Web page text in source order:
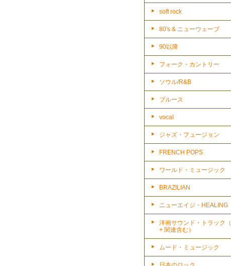
soft rock
80's & ニューウェーブ
90以降
フォーク・カントリー
ソウル/R&B
ブルース
vocal
ジャズ・フュージョン
FRENCH POPS
ワールド・ミュージック
BRAZILIAN
ニューエイジ・HEALING
洋画サウンド・トラック（
+ 関連含む）
ムード・ミュージック